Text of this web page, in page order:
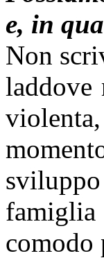
e, in
Non
laddove
comodo